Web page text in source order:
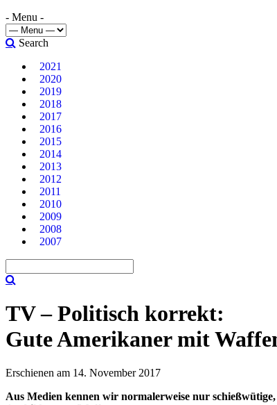
- Menu -
Search
2021
2020
2019
2018
2017
2016
2015
2014
2013
2012
2011
2010
2009
2008
2007
TV – Politisch korrekt:
Gute Amerikaner mit
Erschienen am 14. November 2017
Aus Medien kennen wir normalerweise nur